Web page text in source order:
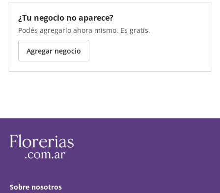
¿Tu negocio no aparece?
Podés agregarlo ahora mismo. Es gratis.
Agregar negocio
Sobre nosotros